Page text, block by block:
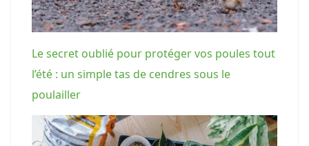
Le secret oublié pour protéger vos poules tout
l’été : un simple tas de cendres sous le
poulailler